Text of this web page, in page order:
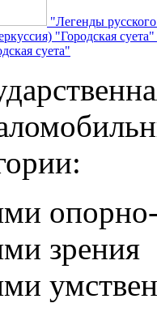
"Легенды
"Городская суета"
суета"
опорно-
зрения